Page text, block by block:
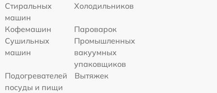
Стиральных
машин
Холодильников
Кофемашин
Пароварок
Сушильных
машин
Промышленных
вакуумных
упаковщиков
Подогревателей
посуды и пищи
Вытяжек